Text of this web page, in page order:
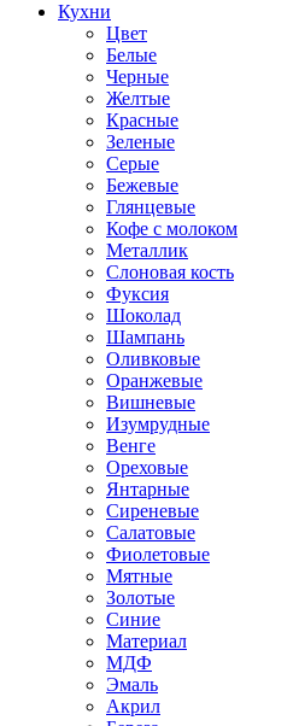
Кухни
Цвет
Белые
Черные
Желтые
Красные
Зеленые
Серые
Бежевые
Глянцевые
Кофе с молоком
Металлик
Слоновая кость
Фуксия
Шоколад
Шампань
Оливковые
Оранжевые
Вишневые
Изумрудные
Венге
Ореховые
Янтарные
Сиреневые
Салатовые
Фиолетовые
Мятные
Золотые
Синие
Материал
МДФ
Эмаль
Акрил